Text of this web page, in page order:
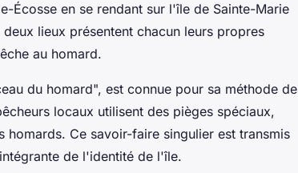
Écosse en se rendant sur l'île de Sainte-Marie
lieux présentent chacun leurs propres
au homard.
du homard", est connue pour sa méthode de
locaux utilisent des pièges spéciaux,
Ce savoir-faire singulier est transmis
de l'identité de l'île.